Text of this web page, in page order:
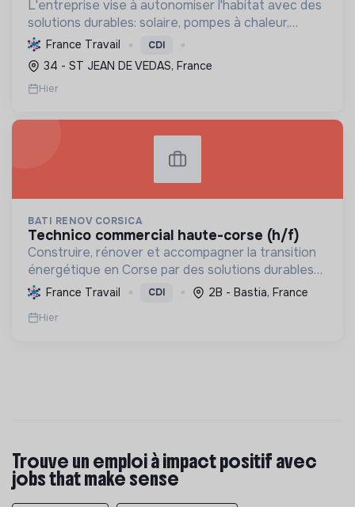
L'entreprise vise à autonomiser l'habitat avec des
solutions durables: solaire, pompes à chaleur,
isolation, etc. Elle aide à réduire l'empreinte
carbone et les factures énergétiques. Elle détient
le ...
France Travail CDI
34 - ST JEAN DE VEDAS, France
Hier
BATI RENOV CORSICA
technico commercial haute-corse (h/f)
Construire, rénover et accompagner la transition
énergétique en Corse par des solutions durables
(solaire, isolation, chauffage, etc.) et la location de
matériel. Labellisée RGE.
France Travail CDI 2B - Bastia, France
Hier
Trouve un emploi à impact positif avec
jobs that make sense